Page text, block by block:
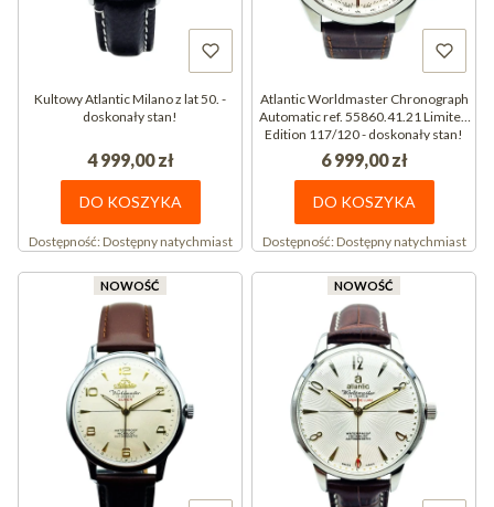
Kultowy Atlantic Milano z lat 50. -
doskonały stan!
4 999,00 zł
DO KOSZYKA
Dostępność:Dostępny natychmiast
Atlantic Worldmaster Chronograph
Automatic ref. 55860.41.21 Limited
Edition 117/120 - doskonały stan!
6 999,00 zł
DO KOSZYKA
Dostępność:Dostępny natychmiast
NOWOŚĆ NOWOŚĆ